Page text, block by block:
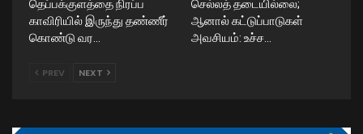
தெப்பக்குளத்தை நிரப்ப
காவிரியில் இருந்து தண்ணீர்
கொண்டு வர…
செல்லத் தடையில்லை;
ஆனால் கட்டுப்பாடுகள்
அவசியம்: உச்ச…
PREV NEXT